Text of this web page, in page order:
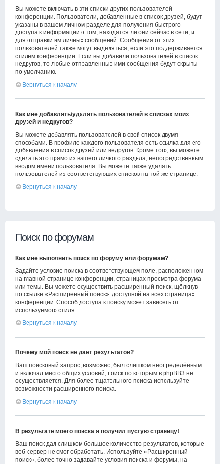
Вы можете включать в эти списки других пользователей
конференции. Пользователи, добавленные в список друзей, будут
указаны в вашем личном разделе для получения быстрого
доступа к информации о том, находятся ли они сейчас в сети, и
для отправки им личных сообщений. Сообщения от этих
пользователей также могут выделяться, если это поддерживается
стилем конференции. Если вы добавили пользователей в список
недругов, то любые отправленные ими сообщения будут скрыты
по умолчанию.
Вернуться к началу
Как мне добавлять/удалять пользователей в списках моих
друзей и недругов?
Вы можете добавлять пользователей в свой список двумя
способами. В профиле каждого пользователя есть ссылка для его
добавления в список друзей или недругов. Кроме того, вы можете
сделать это прямо из вашего личного раздела, непосредственным
вводом имени пользователя. Вы можете также удалять
пользователей из соответствующих списков на той же странице.
Вернуться к началу
Поиск по форумам
Как мне выполнить поиск по форуму или форумам?
Задайте условие поиска в соответствующем поле, расположенном
на главной странице конференции, страницах просмотра форума
или темы. Вы можете осуществить расширенный поиск, щёлкнув
по ссылке «Расширенный поиск», доступной на всех страницах
конференции. Способ доступа к поиску может зависеть от
используемого стиля.
Вернуться к началу
Почему мой поиск не даёт результатов?
Ваш поисковый запрос, возможно, был слишком неопределённым
и включал много общих условий, поиск по которым в phpBB3 не
осуществляется. Для более тщательного поиска используйте
возможности расширенного поиска.
Вернуться к началу
В результате моего поиска я получил пустую страницу!
Ваш поиск дал слишком большое количество результатов, которые
веб-сервер не смог обработать. Используйте «Расширенный
поиск», более точно задавайте условия поиска и форумы, на